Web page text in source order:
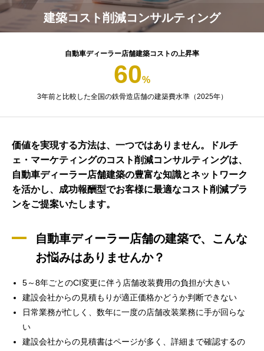
建築コスト削減コンサルティング
自動車ディーラー店舗建築コストの上昇率
60%
3年前と比較した全国の鉄骨造店舗の建築費水準（2025年）
価値を実現する方法は、一つではありません。ドルチ
ェ・マーケティングのコスト削減コンサルティングは、
自動車ディーラー店舗建築の豊富な知識とネットワーク
を活かし、成功報酬型でお客様に最適なコスト削減プラ
ンをご提案いたします。
自動車ディーラー店舗の建築で、こんな
お悩みはありませんか？
5～8年ごとのCI変更に伴う店舗改装費用の負担が大きい
建設会社からの見積もりが適正価格かどうか判断できない
日常業務が忙しく、数年に一度の店舗改装業務に手が回らな
い
建設会社からの見積書はページが多く、詳細まで確認するの